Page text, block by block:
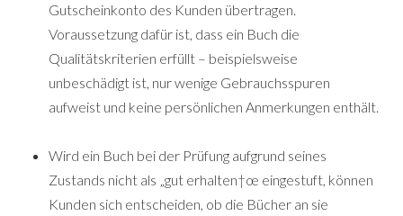
Gutscheinkonto des Kunden übertragen.
Voraussetzung dafür ist, dass ein Buch die
Qualitätskriterien erfüllt – beispielsweise
unbeschädigt ist, nur wenige Gebrauchsspuren
aufweist und keine persönlichen Anmerkungen enthält.
Wird ein Buch bei der Prüfung aufgrund seines
Zustands nicht als „gut erhalten†œ eingestuft, können
Kunden sich entscheiden, ob die Bücher an sie